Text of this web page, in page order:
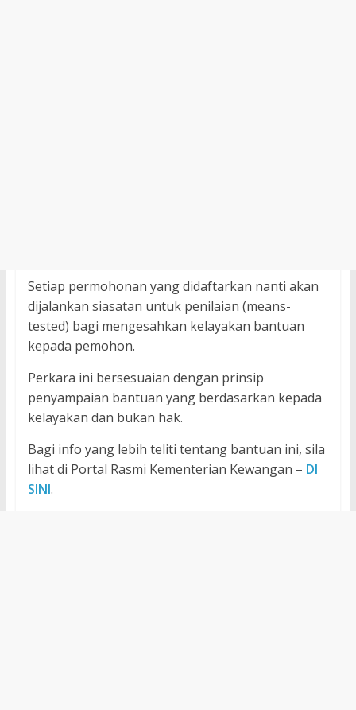
Setiap permohonan yang didaftarkan nanti akan
dijalankan siasatan untuk penilaian (means-
tested) bagi mengesahkan kelayakan bantuan
kepada pemohon.
Perkara ini bersesuaian dengan prinsip
penyampaian bantuan yang berdasarkan kepada
kelayakan dan bukan hak.
Bagi info yang lebih teliti tentang bantuan ini, sila
lihat di Portal Rasmi Kementerian Kewangan – DI
SINI.